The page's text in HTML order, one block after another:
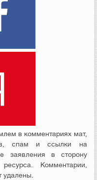
в комментариях мат,
спам и ссылки на
заявления в сторону
Комментарии,
удалены.